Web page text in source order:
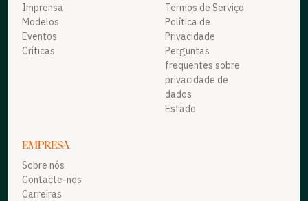
Imprensa
Modelos
Eventos
Críticas
Termos de Serviço
Política de
Privacidade
Perguntas
frequentes sobre
privacidade de
dados
Estado
EMPRESA
Sobre nós
Contacte-nos
Carreiras